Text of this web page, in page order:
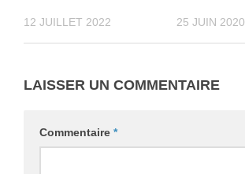
12 JUILLET 2022 25 JUIN 2020
LAISSER UN COMMENTAIRE
Commentaire *